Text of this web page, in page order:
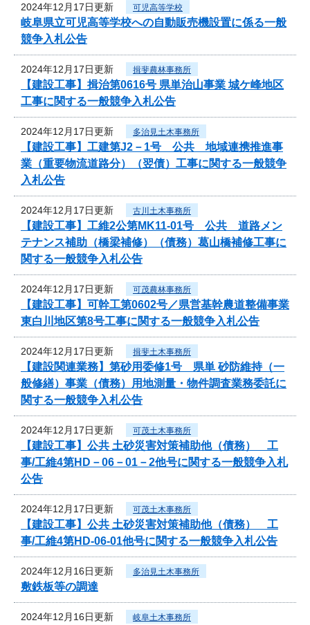
2024年12月17日更新 可児高等学校
岐阜県立可児高等学校への自動販売機設置に係る一般
競争入札公告
2024年12月17日更新 揖斐農林事務所
【建設工事】揖治第0616号 県単治山事業 城ケ峰地区
工事に関する一般競争入札公告
2024年12月17日更新 多治見土木事務所
【建設工事】工建第J2－1号 公共 地域連携推進事
業（重要物流道路分）（翌債）工事に関する一般競争
入札公告
2024年12月17日更新 古川土木事務所
【建設工事】工維2公第MK11-01号 公共 道路メン
テナンス補助（橋梁補修）（債務）葛山橋補修工事に
関する一般競争入札公告
2024年12月17日更新 可茂農林事務所
【建設工事】可幹工第0602号／県営基幹農道整備事業
東白川地区第8号工事に関する一般競争入札公告
2024年12月17日更新 揖斐土木事務所
【建設関連業務】第砂用委修1号 県単 砂防維持（一
般修繕）事業（債務）用地測量・物件調査業務委託に
関する一般競争入札公告
2024年12月17日更新 可茂土木事務所
【建設工事】公共 土砂災害対策補助他（債務） 工
事/工維4第HD－06－01－2他号に関する一般競争入札
公告
2024年12月17日更新 可茂土木事務所
【建設工事】公共 土砂災害対策補助他（債務） 工
事/工維4第HD-06-01他号に関する一般競争入札公告
2024年12月16日更新 多治見土木事務所
敷鉄板等の調達
2024年12月16日更新 岐阜土木事務所